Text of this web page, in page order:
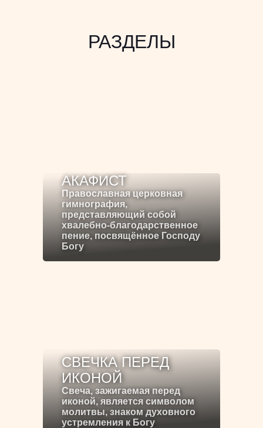
РАЗДЕЛЫ
АКАФИСТ
Православная церковная
гимнография,
представляющий собой
хвалебно-благодарственное
пение, посвящённое Господу
Богу
СВЕЧКА ПЕРЕД
ИКОНОЙ
Свеча, зажигаемая перед
иконой, является символом
молитвы, знаком духовного
устремления к Богу